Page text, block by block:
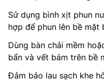
Sử dụng bình xịt phun
hợp để phun lên bề mặt
Dùng bàn chải mềm
bẩn và vết bám trên bề
Đảm bảo lau sạch khe